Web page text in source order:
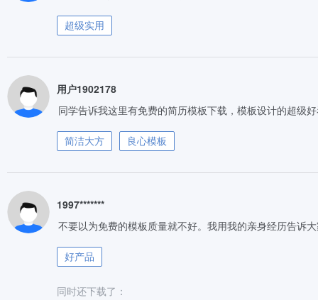
超级实用
用户1902178
同学告诉我这里有免费的简历模板下载，模板设计的超级
简洁大方 良心模板
1997*******
不要以为免费的模板质量就不好。我用我的亲身经历告诉
好产品
同时还下载了：